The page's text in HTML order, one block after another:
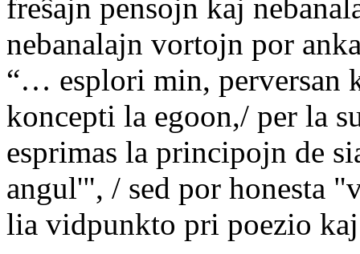
freŝajn pensojn kaj
nebanalajn vortojn por
“… esplori min, perversan
koncepti la egoon,/ per la
esprimas la principojn de
angul'", / sed por honesta
lia vidpunkto pri poezio